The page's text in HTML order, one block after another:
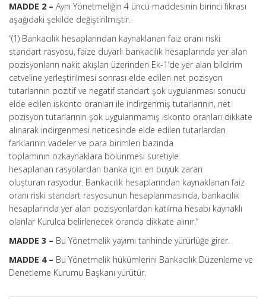
MADDE 2 – Aynı Yönetmeliğin 4 üncü maddesinin birinci fıkrası
aşağıdaki şekilde değiştirilmiştir.
“(1) Bankacılık hesaplarından kaynaklanan faiz oranı riski
standart rasyosu, faize duyarlı bankacılık hesaplarında yer alan
pozisyonların nakit akışları üzerinden Ek-1’de yer alan bildirim
cetveline yerleştirilmesi sonrası elde edilen net pozisyon
tutarlarının pozitif ve negatif standart şok uygulanması sonucu
elde edilen iskonto oranları ile indirgenmiş tutarlarının, net
pozisyon tutarlarının şok uygulanmamış iskonto oranları dikkate
alınarak indirgenmesi neticesinde elde edilen tutarlardan
farklarının vadeler ve para birimleri bazında
toplamının özkaynaklara bölünmesi suretiyle
hesaplanan rasyolardan banka için en büyük zararı
oluşturan rasyodur. Bankacılık hesaplarından kaynaklanan faiz
oranı riski standart rasyosunun hesaplanmasında, bankacılık
hesaplarında yer alan pozisyonlardan katılma hesabı kaynaklı
olanlar Kurulca belirlenecek oranda dikkate alınır.”
MADDE 3 – Bu Yönetmelik yayımı tarihinde yürürlüğe girer.
MADDE 4 – Bu Yönetmelik hükümlerini Bankacılık Düzenleme ve
Denetleme Kurumu Başkanı yürütür.